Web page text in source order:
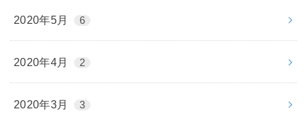
2020年5月 6
2020年4月 2
2020年3月 3